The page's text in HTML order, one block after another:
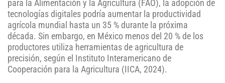
para la Alimentación y la Agricultura (FAO), la adopción de
tecnologías digitales podría aumentar la productividad
agrícola mundial hasta un 35 % durante la próxima
década. Sin embargo, en México menos del 20 % de los
productores utiliza herramientas de agricultura de
precisión, según el Instituto Interamericano de
Cooperación para la Agricultura (IICA, 2024).